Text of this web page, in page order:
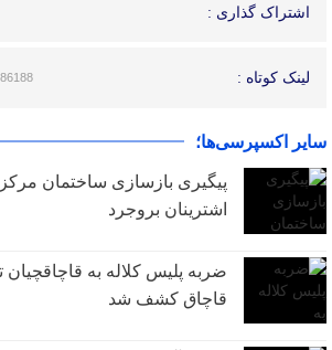
اشتراک گذاری :
لینک کوتاه :
سایر اکسپرسی‌ها؛
پیگیری بازسازی ساختمان
اشترینان بروجرد
قاچاق کشف شد